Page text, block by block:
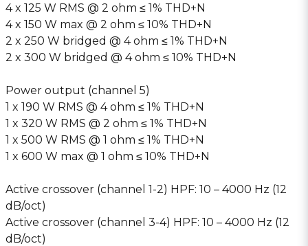
4 x 125 W RMS @ 2 ohm ≤ 1% THD+N
4 x 150 W max @ 2 ohm ≤ 10% THD+N
2 x 250 W bridged @ 4 ohm ≤ 1% THD+N
2 x 300 W bridged @ 4 ohm ≤ 10% THD+N
Power output (channel 5)
1 x 190 W RMS @ 4 ohm ≤ 1% THD+N
1 x 320 W RMS @ 2 ohm ≤ 1% THD+N
1 x 500 W RMS @ 1 ohm ≤ 1% THD+N
1 x 600 W max @ 1 ohm ≤ 10% THD+N
Active crossover (channel 1-2) HPF: 10 – 4000 Hz (12
dB/oct)
Active crossover (channel 3-4) HPF: 10 – 4000 Hz (12
dB/oct)